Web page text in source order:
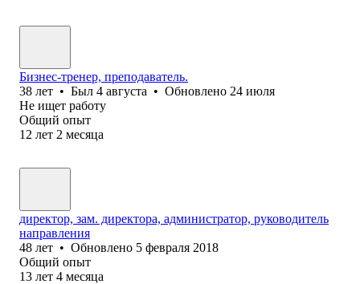
Бизнес-тренер, преподаватель.
38 лет • Был 4 августа • Обновлено 24 июля
Не ищет работу
Общий опыт
12 лет 2 месяца
директор, зам. директора, администратор, руководитель
направления
48 лет • Обновлено 5 февраля 2018
Общий опыт
13 лет 4 месяца